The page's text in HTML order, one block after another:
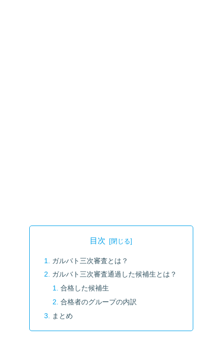
目次
ガルバト三次審査とは？
ガルバト三次審査通過した候補生とは？
合格した候補生
合格者のグループの内訳
まとめ